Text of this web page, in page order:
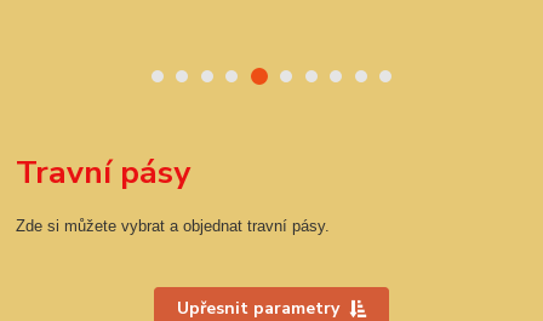
Travní pásy
Zde si můžete vybrat a objednat travní pásy.
Upřesnit parametry